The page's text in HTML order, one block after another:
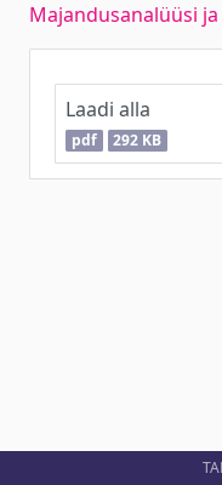
Majandusanalüüsi
Laadi alla
pdf 292 KB